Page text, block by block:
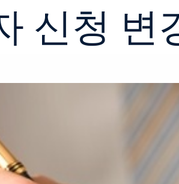
신청 변